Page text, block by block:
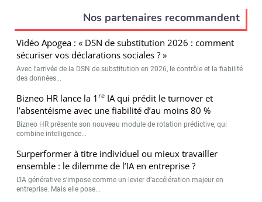
Nos partenaires recommandent
Vidéo Apogea : « DSN de substitution 2026 : comment
sécuriser vos déclarations sociales ? »
Avec l’arrivée de la DSN de substitution en 2026, le contrôle et la fiabilité
des données...
Bizneo HR lance la 1 re IA qui prédit le turnover et
l’absentéisme avec une fiabilité d’au moins 80 %
Bizneo HR présente son nouveau module de rotation prédictive, qui
combine intelligence...
Surperformer à titre individuel ou mieux travailler
ensemble : le dilemme de l’IA en entreprise ?
L’IA générative s’impose comme un levier d’accélération majeur en
entreprise. Mais elle pose...